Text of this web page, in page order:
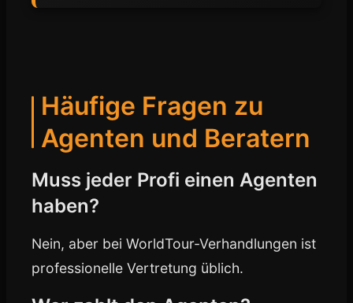
Häufige Fragen zu
Agenten und Beratern
Muss jeder Profi einen Agenten
haben?
Nein, aber bei WorldTour-Verhandlungen ist
professionelle Vertretung üblich.